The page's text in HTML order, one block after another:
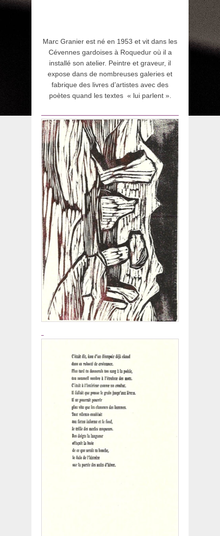
Marc Granier est né en 1953 et vit dans les
Cévennes gardoises à Roquedur où il a
installé son atelier. Peintre et graveur, il
expose dans de nombreuses galeries et
fabrique des livres d’artistes avec des
poètes quand les textes « lui parlent ».